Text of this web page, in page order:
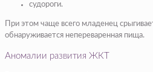
судороги.
При этом чаще всего младенец
обнаруживается непереваренная пища.
Аномалии развития ЖКТ